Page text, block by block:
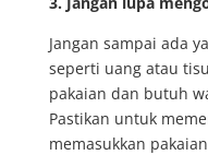
Jangan sampai ada
seperti uang atau
pakaian dan butuh
Pastikan untuk
memasukkan